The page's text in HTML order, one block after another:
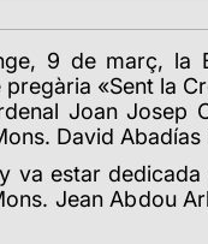
9 de març, la
«Sent la
Joan Josep
David
va estar
Jean Abdou